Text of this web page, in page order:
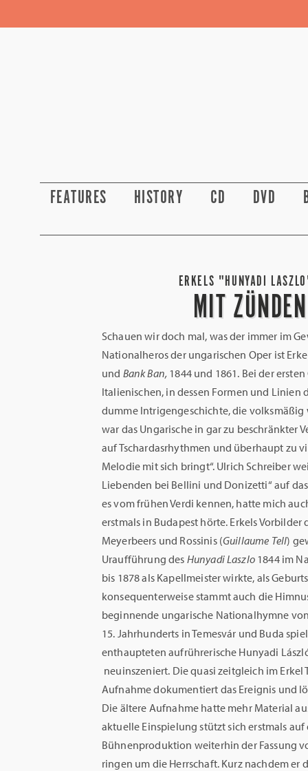
FEATURES HISTORY CD DVD
ERKELS "HUNYADI
MIT
Schauen wir doch mal, was der immer im
Nationalheros der ungarischen Oper ist
und Bank Ban, 1844 und 1861. Bei der
Italienischen, in dessen Formen und Linien
dumme Intrigengeschichte, die
war das Ungarische in gar zu beschränkter
auf Tschardasrhythmen und überhaupt zu
Melodie mit sich bringt“. Ulrich Schreiber
Liebenden bei Bellini und Donizetti“ auf
es vom frühen Verdi kennen, hatte mich
erstmals in Budapest hörte. Erkels
Meyerbeers und Rossinis (Guillaume Tell)
Uraufführung des Hunyadi Laszlo 1844 im
bis 1878 als Kapellmeister wirkte, als
konsequenterweise stammt auch die
beginnende ungarische Nationalhymne
15. Jahrhunderts in Temesvár und Buda
enthaupteten aufrührerische Hunyadi
neuinszeniert. Die quasi zeitgleich im
Aufnahme dokumentiert das Ereignis und
Die ältere Aufnahme hatte mehr Material
aktuelle Einspielung stützt sich erstmals
Bühnenproduktion weiterhin der Fassung
ringen um die Herrschaft. Kurz nachdem er